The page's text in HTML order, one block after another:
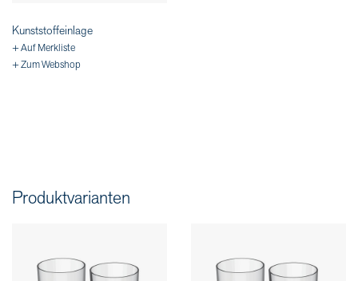
Kunststoffeinlage
+ Auf Merkliste
+ Zum Webshop
Produktvarianten